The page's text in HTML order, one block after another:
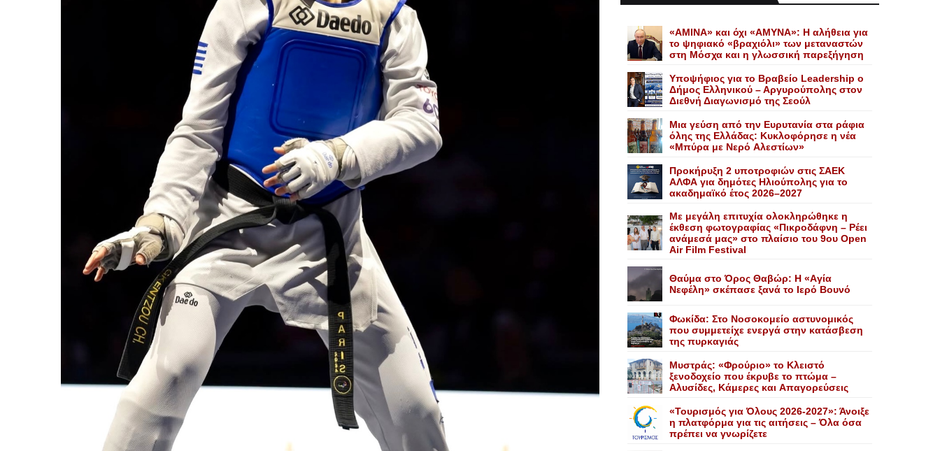
«AMINA» και όχι «ΑΜΥΝΑ»: Η αλήθεια για
το ψηφιακό «βραχιόλι» των μεταναστών
στη Μόσχα και η γλωσσική παρεξήγηση
Yποψήφιος για το Bραβείο Leadership ο
Δήμος Ελληνικού – Αργυρούπολης στον
Διεθνή Διαγωνισμό της Σεούλ
Mια γεύση από την Eυρυτανία στα ράφια
όλης της Ελλάδας: Κυκλοφόρησε η νέα
«Μπύρα με Nερό Aλεστίων»
Προκήρυξη 2 υποτροφιών στις ΣΑΕΚ
ΑΛΦΑ για δημότες Ηλιούπολης για το
ακαδημαϊκό έτος 2026–2027
Με μεγάλη επιτυχία ολοκληρώθηκε η
έκθεση φωτογραφίας «Πικροδάφνη – Ρέει
ανάμεσά μας» στο πλαίσιο του 9ου Open
Air Film Festival
Θαύμα στο Όρος Θαβώρ: H «Aγία
Nεφέλη» σκέπασε ξανά το Iερό Bουνό
Φωκίδα: Στο Νοσοκομείο αστυνομικός
που συμμετείχε ενεργά στην κατάσβεση
της πυρκαγιάς
Mυστράς: «Φρούριο» το Kλειστό
ξενοδοχείο που έκρυβε το πτώμα –
Aλυσίδες, Kάμερες και Aπαγορεύσεις
«Τουρισμός για Όλους 2026-2027»: Άνοιξε
η πλατφόρμα για τις αιτήσεις – Όλα όσα
πρέπει να γνωρίζετε